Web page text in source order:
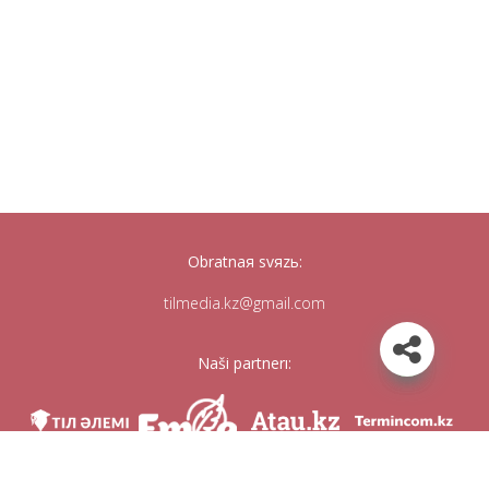
Obratnaя svяzь:
tilmedia.kz@gmail.com
Naši partnerı: